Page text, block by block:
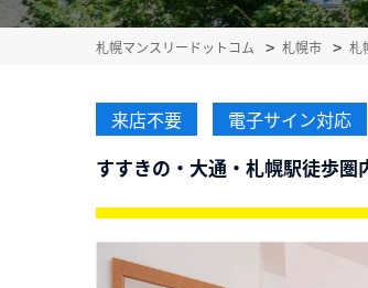
札幌マンスリードットコム 札幌市 札
来店不要 電子サイン対応
すすきの・大通・札幌駅徒歩